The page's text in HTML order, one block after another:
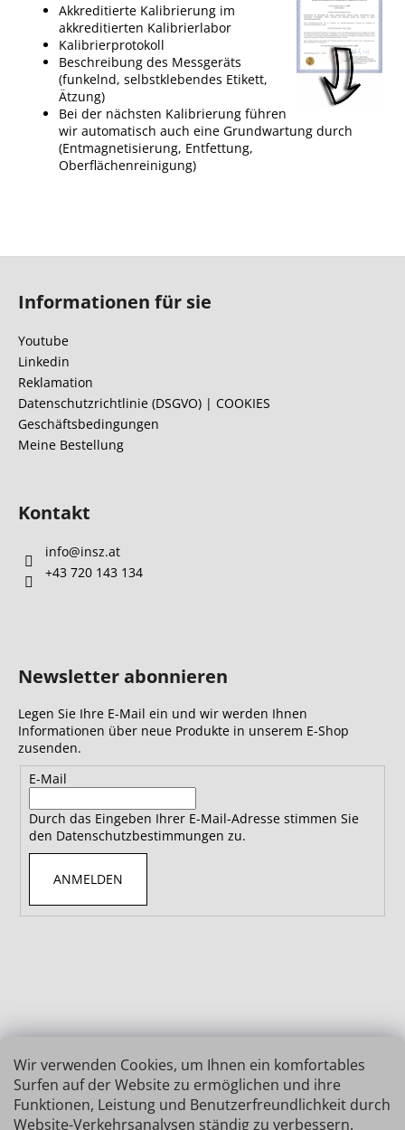
Wir verwenden Cookies, um Ihnen ein komfortables
Surfen auf der Website zu ermöglichen und ihre
Funktionen, Leistung und Benutzerfreundlichkeit durch
Website-Verkehrsanalysen ständig zu verbessern.
Akkreditierte Kalibrierung im
akkreditierten Kalibrierlabor
Kalibrierprotokoll
Beschreibung des Messgeräts
(funkelnd, selbstklebendes Etikett,
Ätzung)
Bei der nächsten Kalibrierung führen
wir automatisch auch eine Grundwartung durch
(Entmagnetisierung, Entfettung,
Oberflächenreinigung)
Informationen für sie
Youtube
Linkedin
Reklamation
Datenschutzrichtlinie (DSGVO) | COOKIES
Geschäftsbedingungen
Meine Bestellung
Kontakt
info@insz.at
+43 720 143 134
Newsletter abonnieren
Legen Sie Ihre E-Mail ein und wir werden Ihnen
Informationen über neue Produkte in unserem E-Shop
zusenden.
E-Mail
Durch das Eingeben Ihrer E-Mail-Adresse stimmen Sie
den Datenschutzbestimmungen zu.
ANMELDEN